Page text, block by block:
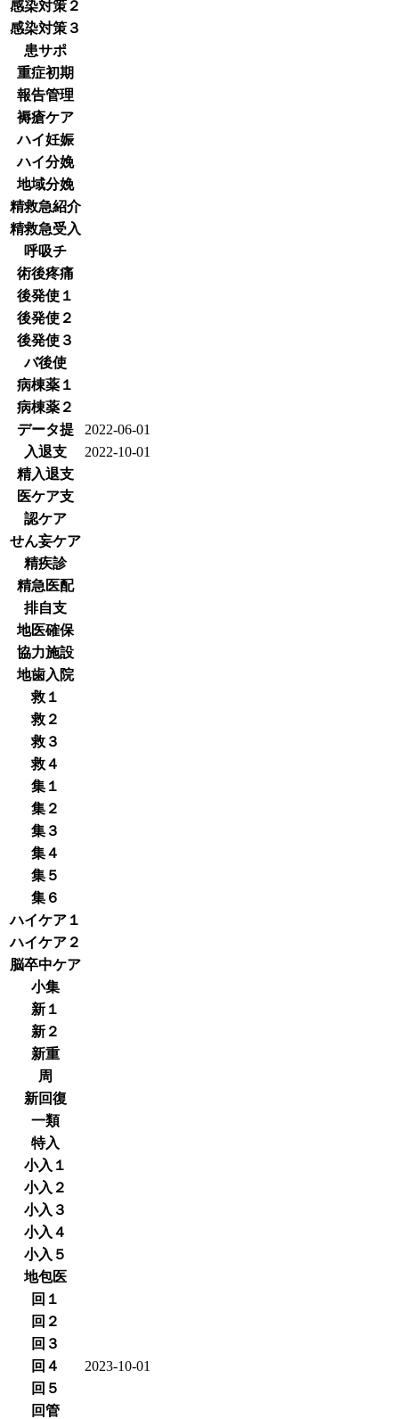
感染対策２
感染対策３
患サポ
重症初期
報告管理
褥瘡ケア
ハイ妊娠
ハイ分娩
地域分娩
精救急紹介
精救急受入
呼吸チ
術後疼痛
後発使１
後発使２
後発使３
バ後使
病棟薬１
病棟薬２
データ提
2022-06-01
入退支
2022-10-01
精入退支
医ケア支
認ケア
せん妄ケア
精疾診
精急医配
排自支
地医確保
協力施設
地歯入院
救１
救２
救３
救４
集１
集２
集３
集４
集５
集６
ハイケア１
ハイケア２
脳卒中ケア
小集
新１
新２
新重
周
新回復
一類
特入
小入１
小入２
小入３
小入４
小入５
地包医
回１
回２
回３
回４
2023-10-01
回５
回管